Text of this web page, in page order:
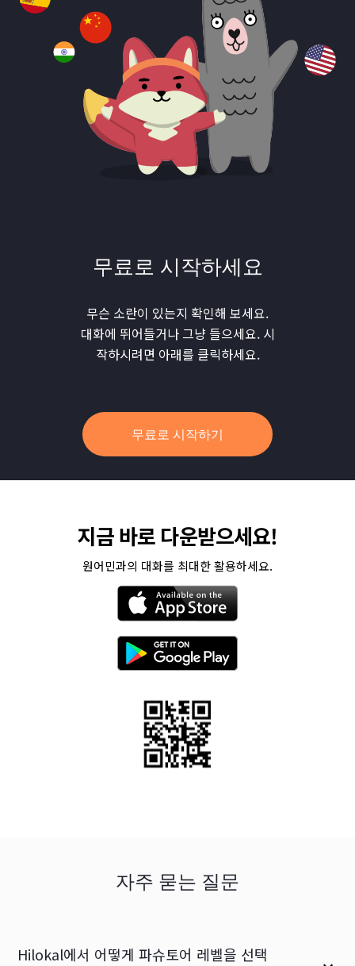
무료로 시작하세요
무슨 소란이 있는지 확인해 보세요.
대화에 뛰어들거나 그냥 들으세요. 시
작하시려면 아래를 클릭하세요.
무료로 시작하기
지금 바로 다운받으세요!
원어민과의 대화를 최대한 활용하세요.
자주 묻는 질문
Hilokal에서 어떻게 파슈토어 레벨을 선택